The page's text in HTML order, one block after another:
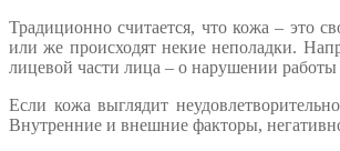
Традиционно считается, что кожа – это
или же происходят некие неполадки.
лицевой части лица – о нарушении работы
Если кожа выглядит
Внутренние и внешние факторы,